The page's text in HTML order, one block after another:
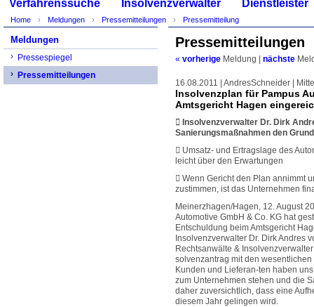
Verfahrenssuche Insolvenzverwalter Dienstleister
Home Meldungen Pressemitteilungen Pressemitteilung
Meldungen
Pressespiegel
Pressemitteilungen
Pressemitteilungen
« vorherige Meldung nächste
16.08.2011 | AndresSchneider |
Insolvenzplan für Pampus
Amtsgericht Hagen
 Insolvenzverwalter Dr. Dirk
Sanierungsmaßnahmen den
 Umsatz- und Ertragslage des
leicht über den Erwartungen
 Wenn Gericht den Plan annimmt
zustimmen, ist das Unternehmen
Meinerzhagen/Hagen, 12. August
Automotive GmbH & Co. KG hat
Entschuldung beim Amtsgericht
Insolvenzverwalter Dr. Dirk Andres
Rechtsanwälte &
solvenzantrag mit den
Kunden und Lieferan-ten haben
zum Unternehmen stehen und die
daher zuversichtlich, dass eine
diesem Jahr gelingen wird.